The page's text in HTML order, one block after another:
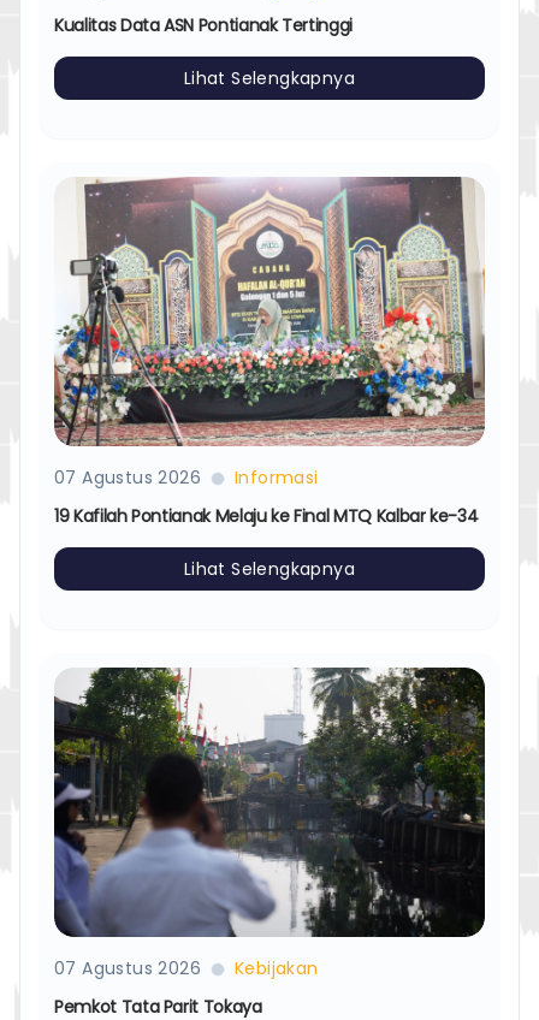
Kualitas Data ASN Pontianak Tertinggi
Lihat Selengkapnya
07 Agustus 2026
Informasi
19 Kafilah Pontianak Melaju ke Final MTQ Kalbar ke-34
Lihat Selengkapnya
07 Agustus 2026
Kebijakan
Pemkot Tata Parit Tokaya